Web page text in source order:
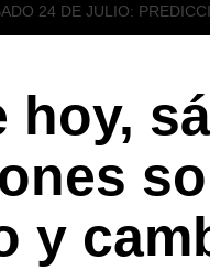
24 DE JULIO:
y